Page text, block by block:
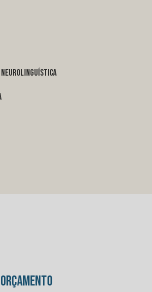
neurolinguística